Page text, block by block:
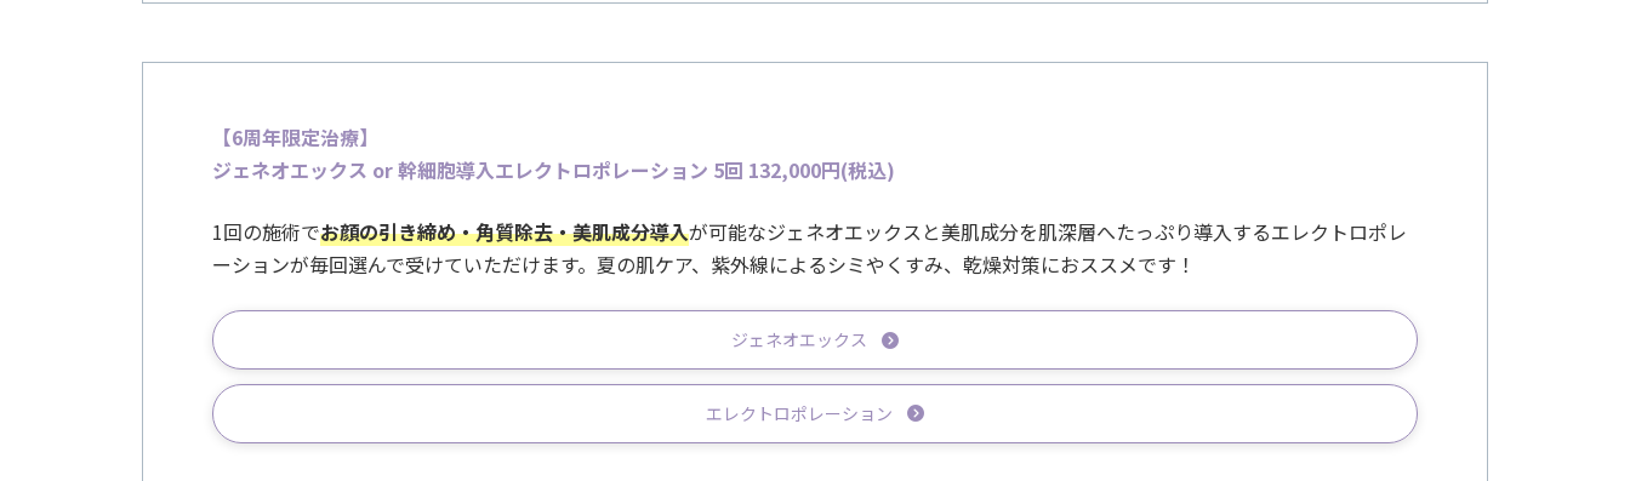
【6周年限定治療】
ジェネオエックス or 幹細胞導入エレクトロポレーション 5回 132,000円(税込)
1回の施術でお顔の引き締め・角質除去・美肌成分導入が可能なジェネオエックスと美肌成分を肌深層へたっぷり導入するエレクトロポレ
ーションが毎回選んで受けていただけます。夏の肌ケア、紫外線によるシミやくすみ、乾燥対策におススメです！
ジェネオエックス
エレクトロポレーション